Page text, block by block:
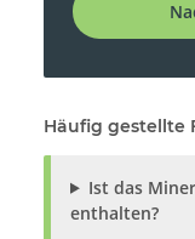
Häufig gestellte
Ist das
enthalten?